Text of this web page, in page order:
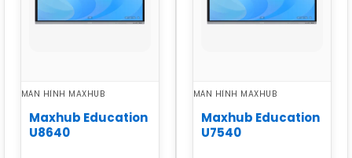
MÀN HÌNH MAXHUB
Maxhub Education
U8640
MÀN HÌNH MAXHUB
Maxhub Education
U7540